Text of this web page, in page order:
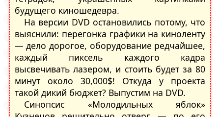
будущего киношедевра.
На версии DVD остановились потому, что
выяснили: перегонка графики на киноленту
— дело дорогое, оборудование редчайшее,
каждый пиксель каждого кадра
высвечивать лазером, и стоить будет за 80
минут около 30,000$! Откуда у проекта
такой дикий бюджет? Выпустим на DVD.
Синопсис «Молодильных яблок»